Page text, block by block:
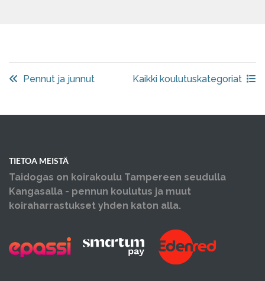
Pennut ja junnut Kaikki koulutuskategoriat
TIETOA MEISTÄ
Taidogas on koirakoulu Tampereen seudulla
Kangasalla - pennun koulutus ja muut
koiraharrastukset yhden katon alla.